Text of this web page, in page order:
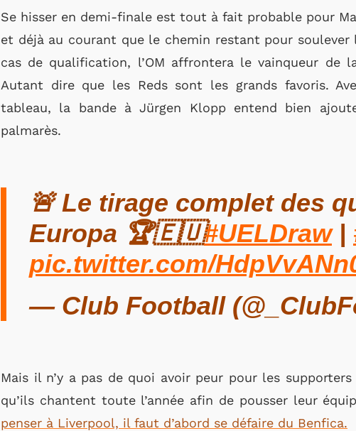
Se hisser en demi-finale est tout à fait probable pour
et déjà au courant que le chemin restant pour soulever
cas de qualification, l’OM affrontera le vainqueur de
Autant dire que les Reds sont les grands favoris.
tableau, la bande à Jürgen Klopp entend bien
palmarès.
🚨 Le tirage complet des
Europa 🏆🇪🇺#UELDraw|
pic.twitter.com/
— Club Football
Mais il n’y a pas de quoi avoir peur pour les
qu’ils chantent toute l’année afin de pousser leur
penser à Liverpool, il faut d’abord se défaire du Benfica.